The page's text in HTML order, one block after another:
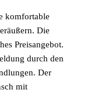
komfortable
Die
Preisangebot.
durch den
Der
mit